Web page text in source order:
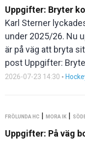
Uppgifter: Bryter
Karl Sterner
under 2025/26. Nu
är på väg att bryta
post Uppgifter:
2026-07-23 14:30 -
FRÖLUNDA HC | MORA IK |
Uppgifter: På väg